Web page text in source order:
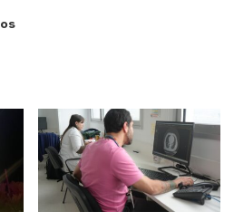
“los especialistas no se
al contagio de las
debido a que en los
es difícil, aunque no
la enfermedad como se
aves, porqueel virus de la
lábil y no es igualmente
o gatos. Aunque se han